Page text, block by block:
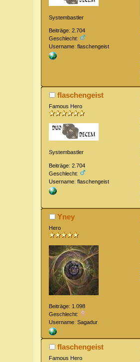
Systembastler
Beiträge: 2.704
Geschlecht:
Username: flaschengeist
flaschengeist
Famous Hero
Systembastler
Beiträge: 2.704
Geschlecht:
Username: flaschengeist
Yney
Hero
Beiträge: 1.098
Geschlecht:
Username: Sagadur
flaschengeist
Famous Hero